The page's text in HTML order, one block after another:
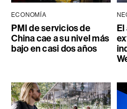
ECONOMÍA
PMI de servicios de
China cae a su nivel más
bajo en casi dos años
El